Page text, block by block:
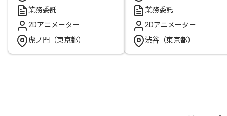
業務委託
2Dアニメーター
虎ノ門（東京都）
業務委託
2Dアニメーター
渋谷（東京都）